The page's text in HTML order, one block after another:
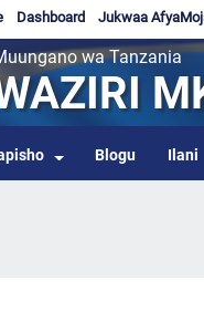
Jukwaa
Dashboard
wa Tanzania
Blogu Ilani